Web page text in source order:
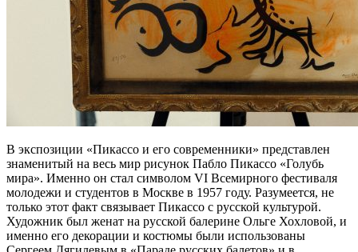
В экспозиции «Пикассо и его современники» представлен
знаменитый на весь мир рисунок Пабло Пикассо «Голубь
мира». Именно он стал символом VI Всемирного фестиваля
молодежи и студентов в Москве в 1957 году. Разумеется, не
только этот факт связывает Пикассо с русской культурой.
Художник был женат на русской балерине Ольге Хохловой, и
именно его декорации и костюмы были использованы